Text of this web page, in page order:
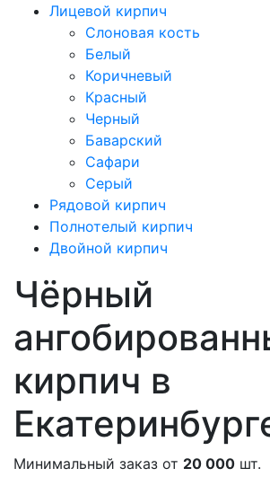
Лицевой кирпич
Слоновая кость
Белый
Коричневый
Красный
Черный
Баварский
Сафари
Серый
Рядовой кирпич
Полнотелый кирпич
Двойной кирпич
Чёрный
кирпич в
Минимальный заказ от 20 000 шт.